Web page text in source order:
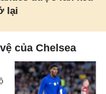
lại
của Chelsea